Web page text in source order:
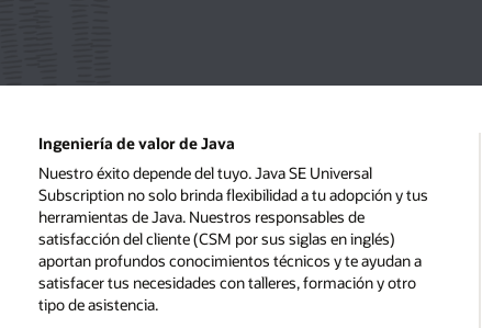
Ingeniería de valor de Java
Nuestro éxito depende del tuyo. Java SE Universal
Subscription no solo brinda flexibilidad a tu adopción y tus
herramientas de Java. Nuestros responsables de
satisfacción del cliente (CSM por sus siglas en inglés)
aportan profundos conocimientos técnicos y te ayudan a
satisfacer tus necesidades con talleres, formación y otro
tipo de asistencia.